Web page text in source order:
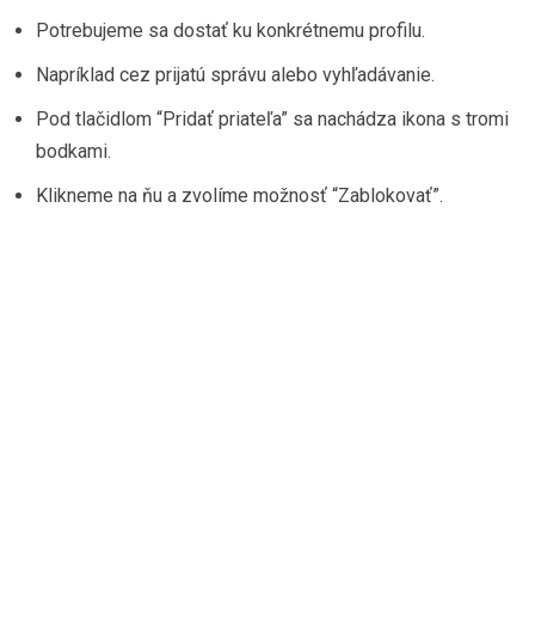
Potrebujeme sa dostať ku konkrétnemu profilu.
Napríklad cez prijatú správu alebo vyhľadávanie.
Pod tlačidlom “Pridať priateľa” sa nachádza ikona s tromi
bodkami.
Klikneme na ňu a zvolíme možnosť “Zablokovať”.